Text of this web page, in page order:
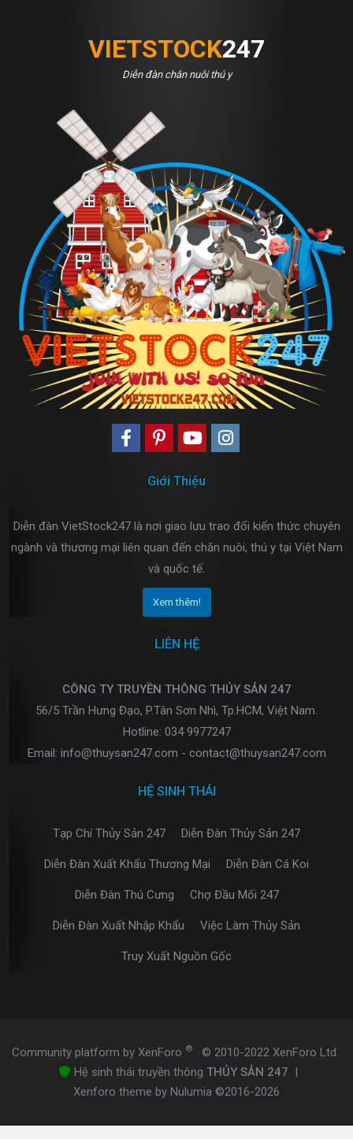
VIETSTOCK247
Diễn đàn chăn nuôi thú y
Giới Thiệu
Diễn đàn VietStock247 là nơi giao lưu trao đổi kiến thức chuyên
ngành và thương mại liên quan đến chăn nuôi, thú y tại Việt Nam
và quốc tế.
Xem thêm!
LIÊN HỆ
CÔNG TY TRUYỀN THÔNG THỦY SẢN 247
56/5 Trần Hưng Đạo, P.Tân Sơn Nhì, Tp.HCM, Việt Nam.
Hotline: 034 9977247
Email: info@thuysan247.com - contact@thuysan247.com
HỆ SINH THÁI
Tạp Chí Thủy Sản 247 Diễn Đàn Thủy Sản 247
Diễn Đàn Xuất Khẩu Thương Mại Diễn Đàn Cá Koi
Diễn Đàn Thú Cưng Chợ Đầu Mối 247
Diễn Đàn Xuất Nhập Khẩu Việc Làm Thủy Sản
Truy Xuất Nguồn Gốc
Community platform by XenForo ®
© 2010-2022 XenForo Ltd.
Hệ sinh thái truyền thông THỦY SẢN 247 |
Xenforo theme by Nulumia ©2016-2026